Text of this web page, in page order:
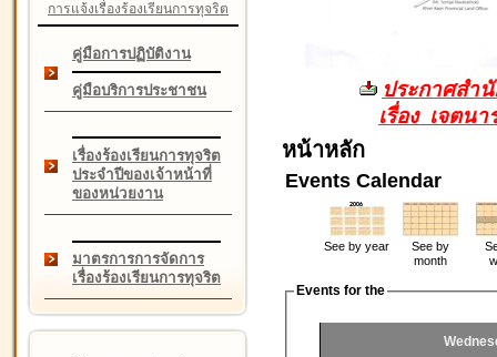
การแจ้งเรื่องร้องเรียนการทุจริต
คู่มือการปฏิบัติงาน
คู่มือบริการประชาชน
เรื่องร้องเรียนการทุจริต
ประจำปีของเจ้าหน้าที่
ของหน่วยงาน
มาตรการการจัดการ
เรื่องร้องเรียนการทุจริต
ประกาศสำ
เรื่อง เจตน
หน้าหลัก
Events Calendar
See by year
See by
month
Events for the